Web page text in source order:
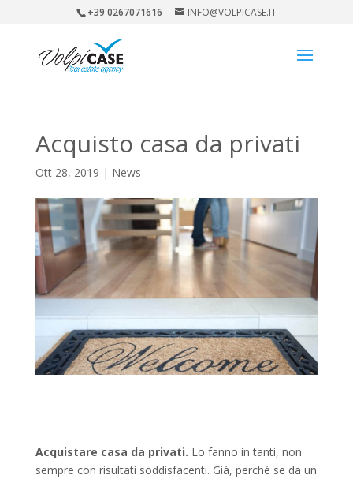
+39 0267071616 INFO@VOLPICASE.IT
Acquisto casa da privati
Ott 28, 2019 | News
Acquistare casa da privati. Lo fanno in tanti, non
sempre con risultati soddisfacenti. Già, perché se da un